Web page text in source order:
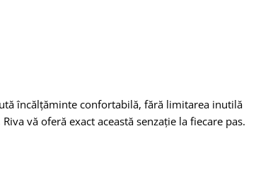
încălțăminte confortabilă, fără limitarea inutilă
vă oferă exact această senzație la fiecare pas.